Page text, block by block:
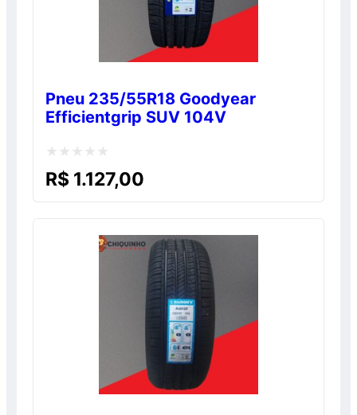
Pneu 235/55R18 Goodyear
Efficientgrip SUV 104V
Avaliação
R$ 1.127,00